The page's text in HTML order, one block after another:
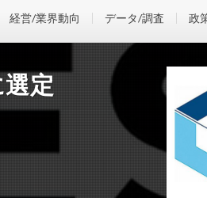
経営/業界動向 データ/調査 政
定